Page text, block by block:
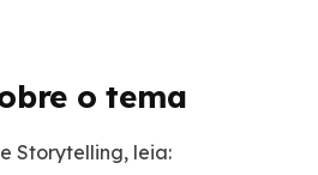
o tema
Storytelling, leia: